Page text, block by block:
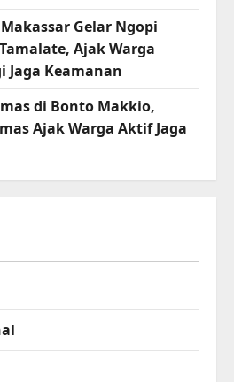
Gelar Ngopi
Ajak Warga
Jaga Keamanan
di Bonto Makkio,
Ajak Warga Aktif Jaga